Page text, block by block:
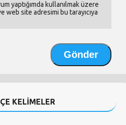
yaptığımda kullanılmak üzere
web site adresimi bu tarayıcıya
KELİMELER